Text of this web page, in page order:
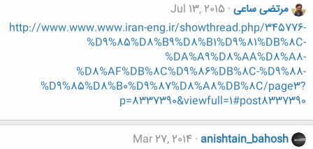
مرتضی ساعی Jul 13, 2015
http://www.www.www.iran-eng.ir/showthread.php/345776-
%D9%85%D8%B9%D8%B1%D9%81%DB%8C-
%DA%A9%D8%AA%D8%A8-
%D8%AF%DB%8C%D9%86%DB%8C-%D9%88-
%D9%85%D8%B0%D9%87%D8%A8%DB%8C/page3?
p=8337390&viewfull=1#post8337390
anishtain_bahosh
Mar 27, 2014